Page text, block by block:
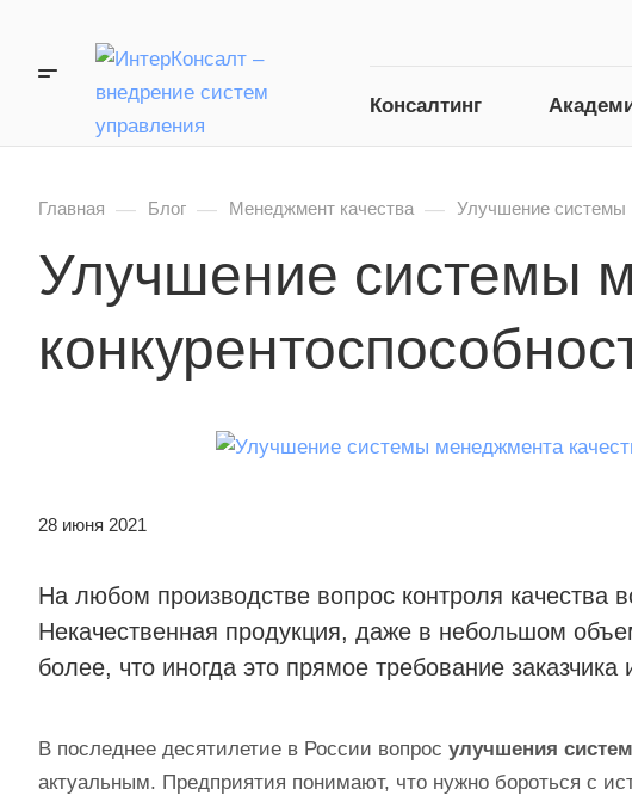
Консалтинг
Главная — Блог — Менеджмент качества — Улучшение системы
Улучшение системы
28 июня 2021
На любом производстве вопрос контроля качества
Некачественная продукция, даже в небольшом
более, что иногда это прямое требование
В последнее десятилетие в России вопрос улучшения
актуальным. Предприятия понимают, что нужно бороться с